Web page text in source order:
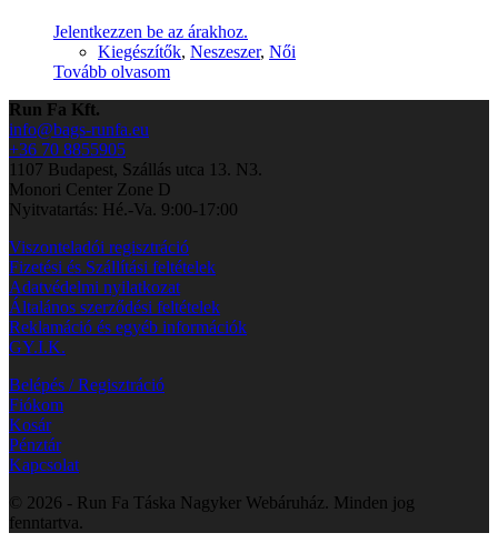
Jelentkezzen be az árakhoz.
Kiegészítők, Neszeszer, Női
Tovább olvasom
Run Fa Kft.
info@bags-runfa.eu
+36 70 8855905
1107 Budapest, Szállás utca 13. N3.
Monori Center Zone D
Nyitvatartás: Hé.-Va. 9:00-17:00
Viszonteladói regisztráció
Fizetési és Szállítási feltételek
Adatvédelmi nyilatkozat
Általános szerződési feltételek
Reklamáció és egyéb információk
GY.I.K.
Belépés / Regisztráció
Fiókom
Kosár
Pénztár
Kapcsolat
© 2026 - Run Fa Táska Nagyker Webáruház. Minden jog
fenntartva.